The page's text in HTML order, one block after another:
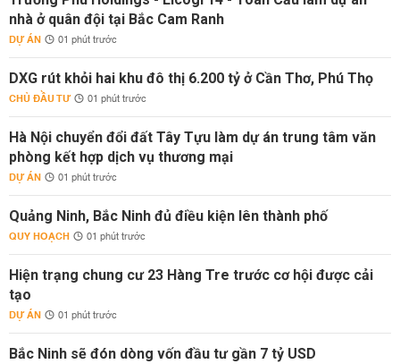
nhà ở quân đội tại Bắc Cam Ranh
DỰ ÁN 01 phút trước
DXG rút khỏi hai khu đô thị 6.200 tỷ ở Cần Thơ, Phú Thọ
CHỦ ĐẦU TƯ 01 phút trước
Hà Nội chuyển đổi đất Tây Tựu làm dự án trung tâm văn
phòng kết hợp dịch vụ thương mại
DỰ ÁN 01 phút trước
Quảng Ninh, Bắc Ninh đủ điều kiện lên thành phố
QUY HOẠCH 01 phút trước
Hiện trạng chung cư 23 Hàng Tre trước cơ hội được cải
tạo
DỰ ÁN 01 phút trước
Bắc Ninh sẽ đón dòng vốn đầu tư gần 7 tỷ USD